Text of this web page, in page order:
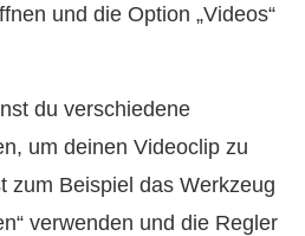
und die Option „Videos“
du verschiedene
um deinen Videoclip zu
zum Beispiel das Werkzeug
verwenden und die Regler